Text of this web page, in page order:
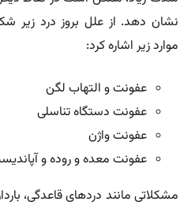
نشان دهد. از علل بروز درد
موارد زیر اشاره کرد:
عفونت و التهاب لگن
عفونت دستگاه تناسلی
عفونت واژن
عفونت معده و روده و
مشکلاتی مانند دردهای قاعدگی،